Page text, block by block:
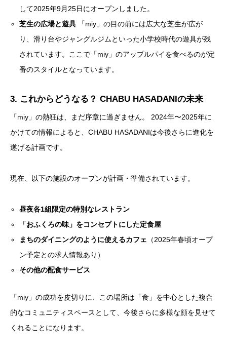
して2025年9月25日にオープンしました。
芝生の広場と遊具 「miy」の目の前には広大な芝生が広が
り、滑り台やジャングルジムといった小学校時代の遊具が残
されています。ここで「miy」のアップルパイを食べるのが定
番のスタイルとなっています。
3. これからどうなる？ CHABU HASADANIの未来
「miy」の熱狂は、まだ序章に過ぎません。 2024年〜2025年に
かけての情報によると、CHABU HASADANIは今後さらに進化を
遂げる計画です。
現在、以下の施設のオープンが計画・準備されています。
昼夜各1組限定の特別なレストラン
「おふくろの味」をコンセプトにした定食屋
まちのダイニングのように使えるカフェ （2025年春頃オープ
ン予定との求人情報あり）
その他の配食サービス
「miy」の成功を皮切りに、この場所は「食」を中心とした複合
的なコミュニティスペースとして、今後さらに多様な顔を見せて
くれることになります。